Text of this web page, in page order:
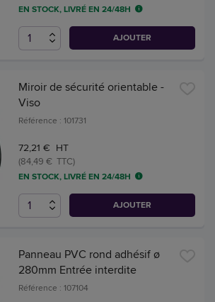
EN STOCK, LIVRÉ EN 24/48H
AJOUTER
Miroir de sécurité orientable -
Viso
Référence : 101731
72,21 € HT
(84,49 € TTC)
EN STOCK, LIVRÉ EN 24/48H
AJOUTER
Panneau PVC rond adhésif ø
280mm Entrée interdite
Référence : 107104